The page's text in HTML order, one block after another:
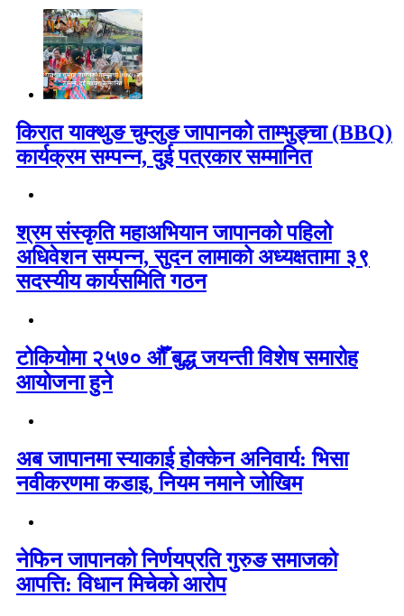
किरात याक्थुङ चुम्लुङ जापानको ताम्भुङ्चा (BBQ)
कार्यक्रम सम्पन्न, दुई पत्रकार सम्मानित
श्रम संस्कृति महाअभियान जापानको पहिलो
अधिवेशन सम्पन्न, सुदन लामाको अध्यक्षतामा ३९
सदस्यीय कार्यसमिति गठन
टोकियोमा २५७० औँ बुद्ध जयन्ती विशेष समारोह
आयोजना हुने
अब जापानमा स्याकाई होक्केन अनिवार्य: भिसा
नवीकरणमा कडाइ, नियम नमाने जोखिम
नेफिन जापानको निर्णयप्रति गुरुङ समाजको
आपत्ति: विधान मिचेको आरोप